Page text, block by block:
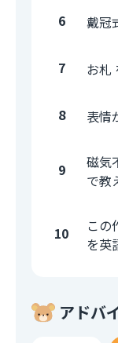
6 戴冠
7 お札
8 表情
9
磁気
で教
10
この
を英
アドバ